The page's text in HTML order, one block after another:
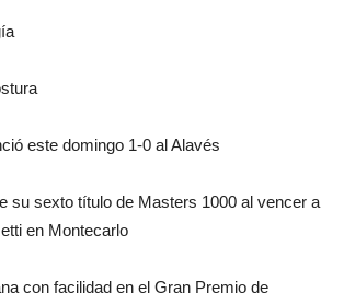
este domingo 1-0 al Alavés
su sexto título de Masters 1000 al vencer a
en Montecarlo
con facilidad en el Gran Premio de